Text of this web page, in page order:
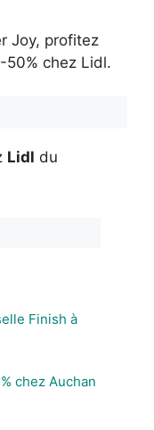
Joy, profitez
50% chez Lidl.
Lidl du
Finish à
chez Auchan